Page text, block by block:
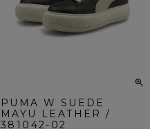
PUMA W SUEDE
MAYU LEATHER /
381042-02